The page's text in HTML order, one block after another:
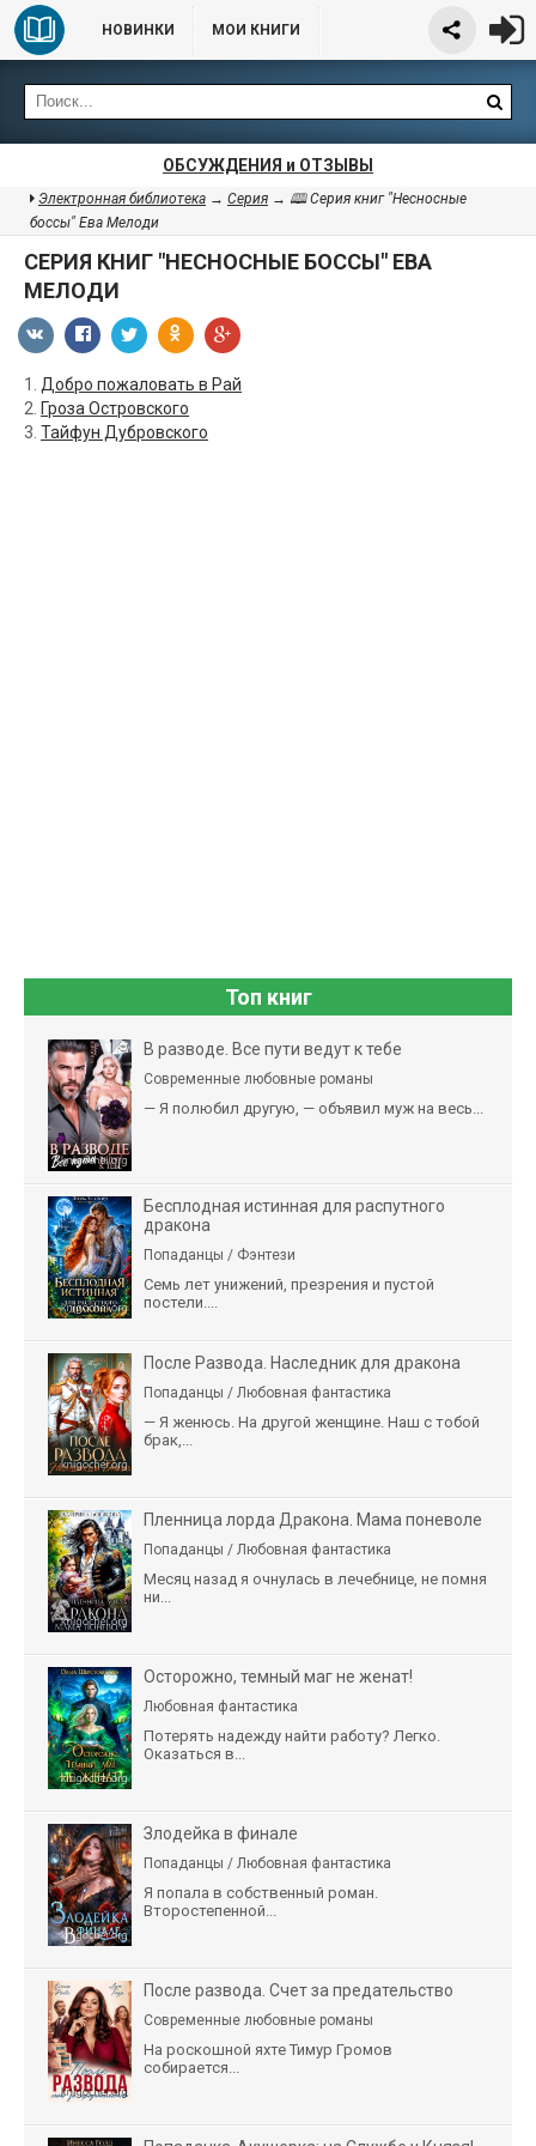
НОВИНКИ МОИ КНИГИ
ОБСУЖДЕНИЯ и ОТЗЫВЫ
Электронная библиотека → Серия → 🕮 Серия книг "Несносные
боссы" Ева Мелоди
СЕРИЯ КНИГ "НЕСНОСНЫЕ БОССЫ" ЕВА
МЕЛОДИ
1. Добро пожаловать в Рай
2. Гроза Островского
3. Тайфун Дубровского
Топ книг
В разводе. Все пути ведут к тебе
Современные любовные романы
— Я полюбил другую, — объявил муж на весь...
Бесплодная истинная для распутного
дракона
Попаданцы / Фэнтези
Семь лет унижений, презрения и пустой
постели....
После Развода. Наследник для дракона
Попаданцы / Любовная фантастика
— Я женюсь. На другой женщине. Наш с тобой
брак,...
Пленница лорда Дракона. Мама поневоле
Попаданцы / Любовная фантастика
Месяц назад я очнулась в лечебнице, не помня
ни...
Осторожно, темный маг не женат!
Любовная фантастика
Потерять надежду найти работу? Легко.
Оказаться в...
Злодейка в финале
Попаданцы / Любовная фантастика
Я попала в собственный роман.
Второстепенной...
После развода. Счет за предательство
Современные любовные романы
На роскошной яхте Тимур Громов
собирается...